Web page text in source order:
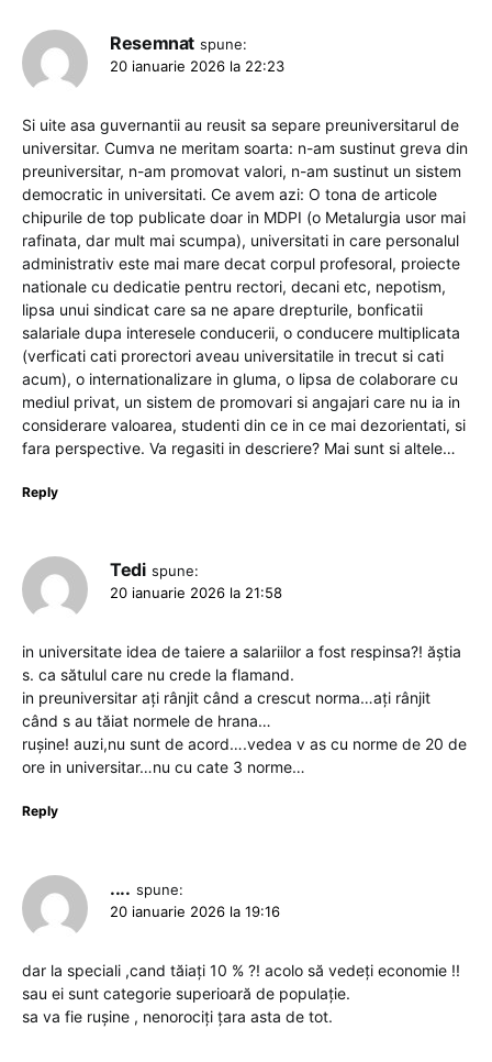
Resemnat spune:
20 ianuarie 2026 la 22:23
Si uite asa guvernantii au reusit sa separe preuniversitarul de
universitar. Cumva ne meritam soarta: n-am sustinut greva din
preuniversitar, n-am promovat valori, n-am sustinut un sistem
democratic in universitati. Ce avem azi: O tona de articole
chipurile de top publicate doar in MDPI (o Metalurgia usor mai
rafinata, dar mult mai scumpa), universitati in care personalul
administrativ este mai mare decat corpul profesoral, proiecte
nationale cu dedicatie pentru rectori, decani etc, nepotism,
lipsa unui sindicat care sa ne apare drepturile, bonficatii
salariale dupa interesele conducerii, o conducere multiplicata
(verficati cati prorectori aveau universitatile in trecut si cati
acum), o internationalizare in gluma, o lipsa de colaborare cu
mediul privat, un sistem de promovari si angajari care nu ia in
considerare valoarea, studenti din ce in ce mai dezorientati, si
fara perspective. Va regasiti in descriere? Mai sunt si altele…
Reply
Tedi spune:
20 ianuarie 2026 la 21:58
in universitate idea de taiere a salariilor a fost respinsa?! ăștia
s. ca sătulul care nu crede la flamand.
in preuniversitar ați rânjit când a crescut norma…ați rânjit
când s au tăiat normele de hrana…
rușine! auzi,nu sunt de acord….vedea v as cu norme de 20 de
ore in universitar…nu cu cate 3 norme…
Reply
.... spune:
20 ianuarie 2026 la 19:16
dar la speciali ,cand tăiați 10 % ?! acolo să vedeți economie !!
sau ei sunt categorie superioară de populație.
sa va fie rușine , nenorociți țara asta de tot.